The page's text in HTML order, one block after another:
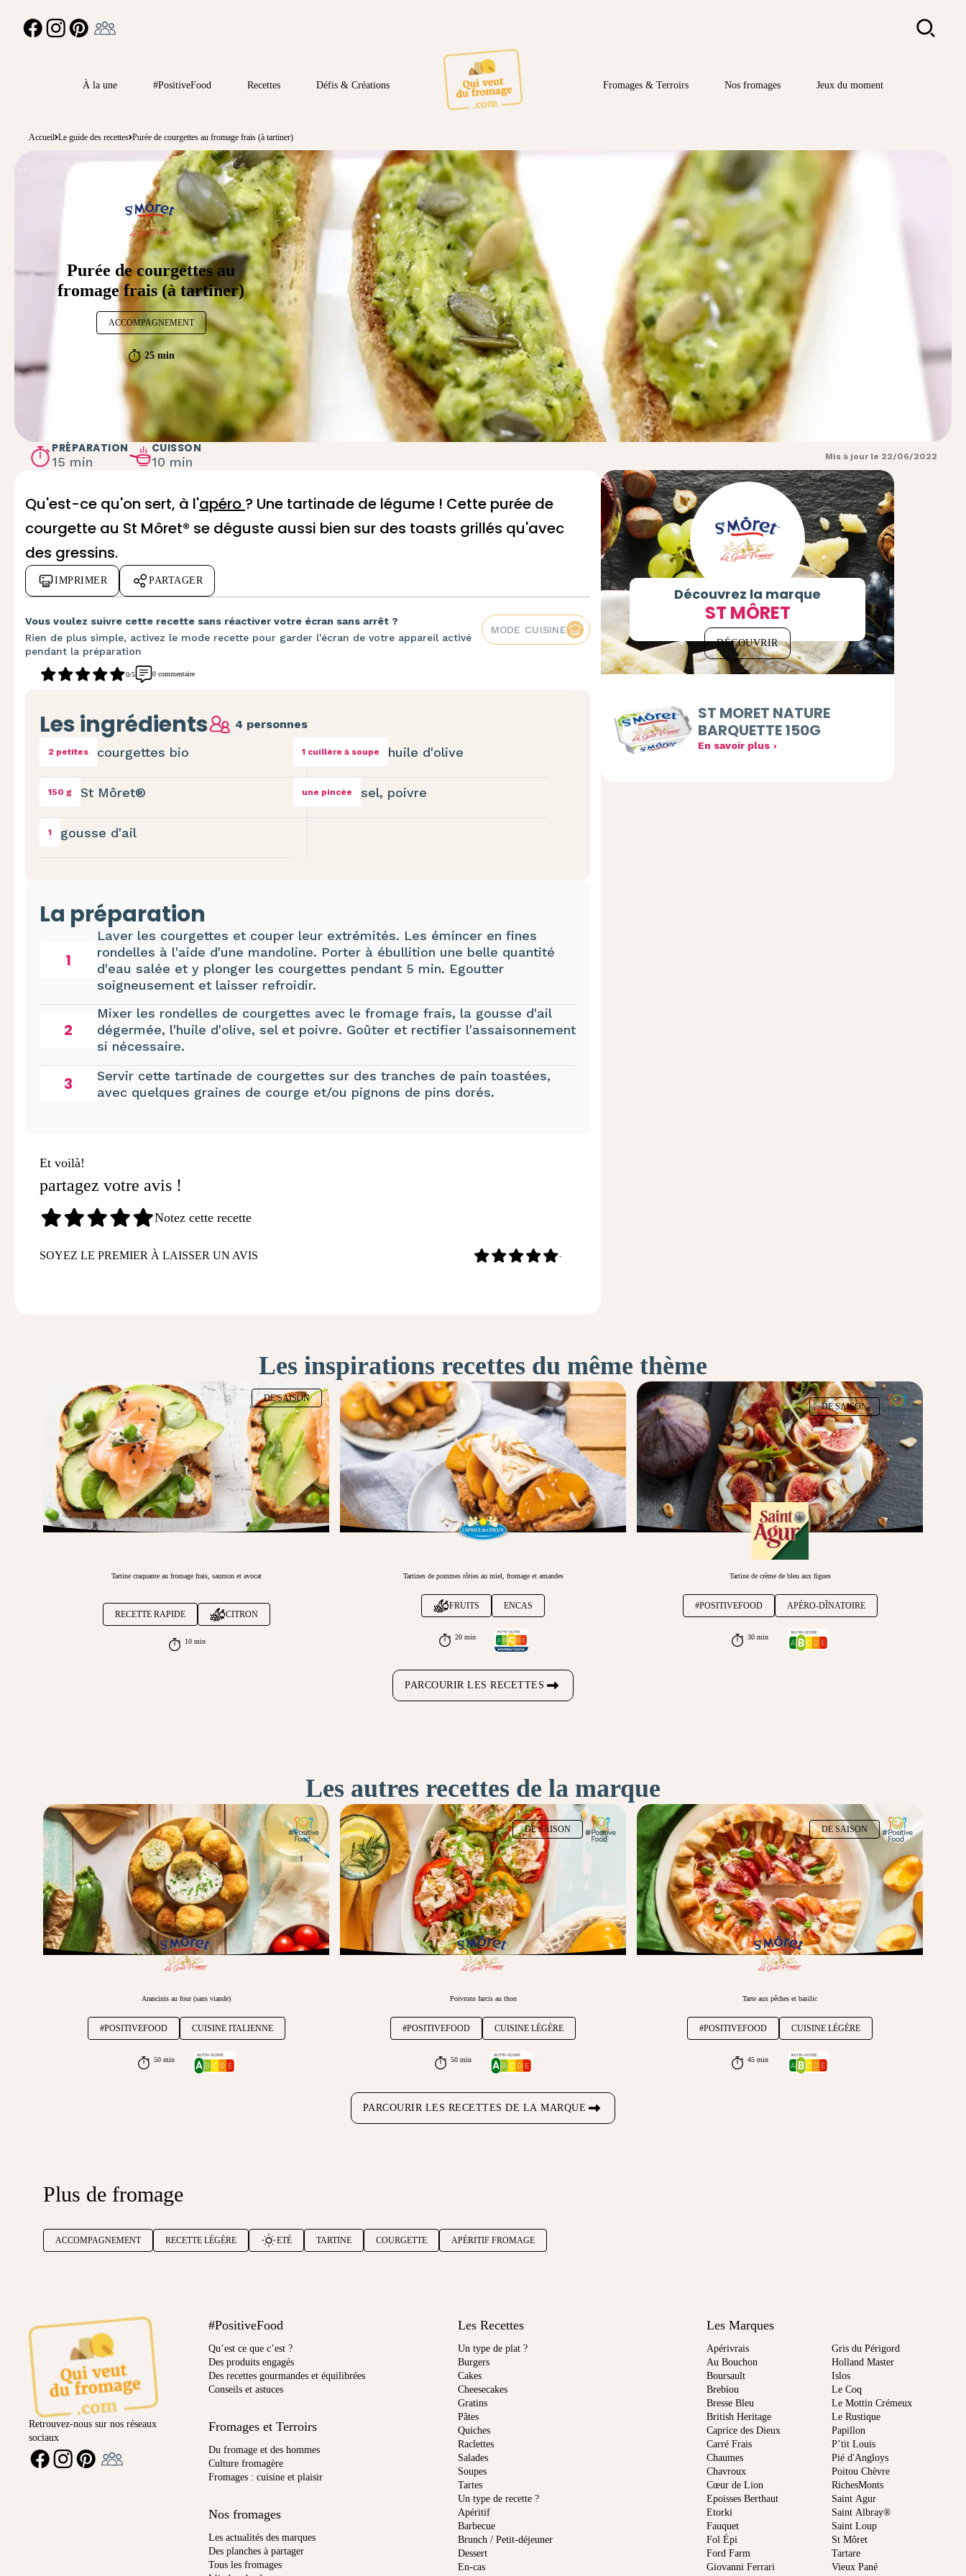
FACEBOOKINSTAGRAMPINTEREST Rechercher
À la une #PositiveFood Recettes Défis & Créations Fromages & Terroirs Nos fromages Jeux du moment
Accueil Le guide des recettes Purée de courgettes au fromage frais (à tartiner)
Purée de courgettes au
fromage frais (à tartiner)
ACCOMPAGNEMENT
25 min
PRÉPARATION
15 min
CUISSON
10 min Mis à jour le 22/06/2022
Qu'est-ce qu'on sert, à l'apéro ? Une tartinade de légume ! Cette purée de
courgette au St Môret® se déguste aussi bien sur des toasts grillés qu'avec
des gressins.
IMPRIMER PARTAGER
Vous voulez suivre cette recette sans réactiver votre écran sans arrêt ?
Rien de plus simple, activez le mode recette pour garder l'écran de votre appareil activé
pendant la préparation
MODE CUISINE
0/5 0 commentaire
Les ingrédients 4 personnes
2 petites courgettes bio
150 g St Môret®
1 gousse d'ail
1 cuillère à soupe huile d'olive
une pincée sel, poivre
La préparation
1
Laver les courgettes et couper leur extrémités. Les émincer en fines
rondelles à l'aide d'une mandoline. Porter à ébullition une belle quantité
d'eau salée et y plonger les courgettes pendant 5 min. Egoutter
soigneusement et laisser refroidir.
2
Mixer les rondelles de courgettes avec le fromage frais, la gousse d'ail
dégermée, l'huile d'olive, sel et poivre. Goûter et rectifier l'assaisonnement
si nécessaire.
3
Servir cette tartinade de courgettes sur des tranches de pain toastées,
avec quelques graines de courge et/ou pignons de pins dorés.
Et voilà!
partagez votre avis !
Notez cette recette
SOYEZ LE PREMIER À LAISSER UN AVIS -
Découvrez la marque
ST MÔRET
DÉCOUVRIR
ST MORET NATURE
BARQUETTE 150G
En savoir plus
Les inspirations recettes du même thème
DE SAISON
Tartine craquante au fromage frais, saumon et avocat
RECETTE RAPIDE CITRON
10 min
Tartines de pommes rôties au miel, fromage et amandes
FRUITS ENCAS
20 min
DE SAISON
Tartine de crème de bleu aux figues
#POSITIVEFOOD APÉRO-DÎNATOIRE
30 min
PARCOURIR LES RECETTES
Les autres recettes de la marque
Arancinis au four (sans viande)
#POSITIVEFOOD CUISINE ITALIENNE
50 min
DE SAISON
Poivrons farcis au thon
#POSITIVEFOOD CUISINE LÉGÈRE
50 min
DE SAISON
Tarte aux pêches et basilic
#POSITIVEFOOD CUISINE LÉGÈRE
45 min
PARCOURIR LES RECETTES DE LA MARQUE
Plus de fromage
ACCOMPAGNEMENT RECETTE LÉGÈRE ETÉ TARTINE COURGETTE APÉRITIF FROMAGE
Retrouvez-nous sur nos réseaux
sociaux
FACEBOOKINSTAGRAMPINTEREST
#PositiveFood
Qu’est ce que c’est ?
Des produits engagés
Des recettes gourmandes et équilibrées
Conseils et astuces
Fromages et Terroirs
Du fromage et des hommes
Culture fromagère
Fromages : cuisine et plaisir
Nos fromages
Les actualités des marques
Des planches à partager
Tous les fromages
Les Recettes
Un type de plat ?
Burgers
Cakes
Cheesecakes
Gratins
Pâtes
Quiches
Raclettes
Salades
Soupes
Tartes
Un type de recette ?
Apéritif
Barbecue
Brunch / Petit-déjeuner
Dessert
En-cas
Les Marques
Apérivrais
Au Bouchon
Boursault
Brebiou
Bresse Bleu
British Heritage
Caprice des Dieux
Carré Frais
Chaumes
Chavroux
Cœur de Lion
Epoisses Berthaut
Etorki
Fauquet
Fol Épi
Ford Farm
Giovanni Ferrari
Gris du Périgord
Holland Master
Islos
Le Coq
Le Mottin Crémeux
Le Rustique
Papillon
P’tit Louis
Pié d'Angloys
Poitou Chèvre
RichesMonts
Saint Agur
Saint Albray®
Saint Loup
St Môret
Tartare
Vieux Pané